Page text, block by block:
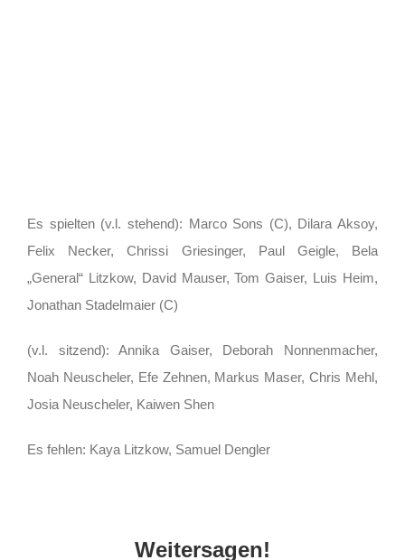
Es spielten (v.l. stehend): Marco Sons (C), Dilara Aksoy,
Felix Necker, Chrissi Griesinger, Paul Geigle, Bela
„General“ Litzkow, David Mauser, Tom Gaiser, Luis Heim,
Jonathan Stadelmaier (C)
(v.l. sitzend): Annika Gaiser, Deborah Nonnenmacher,
Noah Neuscheler, Efe Zehnen, Markus Maser, Chris Mehl,
Josia Neuscheler, Kaiwen Shen
Es fehlen: Kaya Litzkow, Samuel Dengler
Weitersagen!